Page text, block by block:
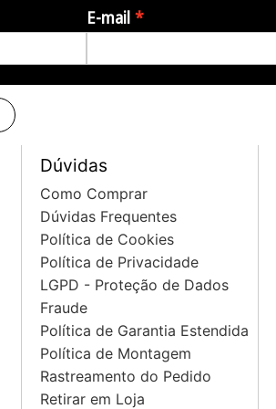
E-mail
Dúvidas
Como Comprar
Dúvidas Frequentes
Política de Cookies
Política de Privacidade
LGPD - Proteção de Dados
Fraude
Política de Garantia Estendida
Política de Montagem
Rastreamento do Pedido
Retirar em Loja